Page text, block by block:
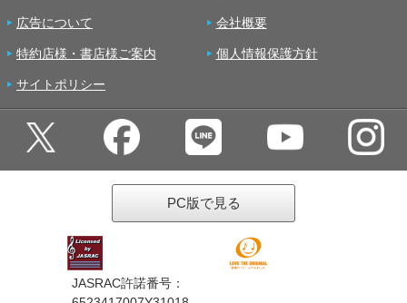
広告について 会社概要
特約店様・書店様ご案内 個人情報保護方針
サイトポリシー
PC版で見る
JASRAC許諾番号：